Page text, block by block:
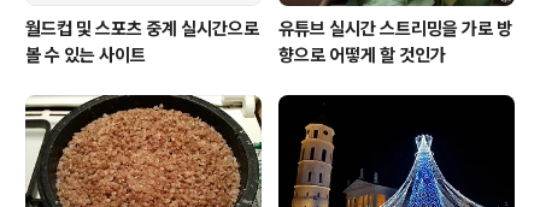
월드컵 및 스포츠 중계 실시간으로
볼 수 있는 사이트
유튜브 실시간 스트리밍을 가로 방
향으로 어떻게 할 것인가